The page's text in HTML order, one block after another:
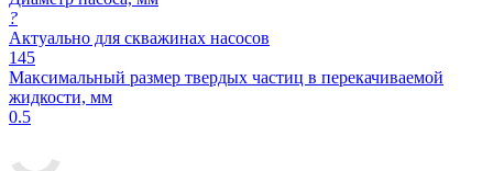
?
Актуально для скважинах насосов
145
Максимальный размер твердых частиц в перекачиваемой
жидкости, мм
0.5